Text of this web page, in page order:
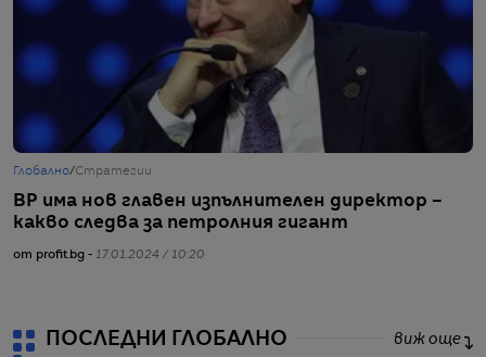
Глобално/Стратегии
BP има нов главен изпълнителен директор –
какво следва за петролния гигант
от profit.bg - 17.01.2024 / 10:20
ПОСЛЕДНИ ГЛОБАЛНО виж още